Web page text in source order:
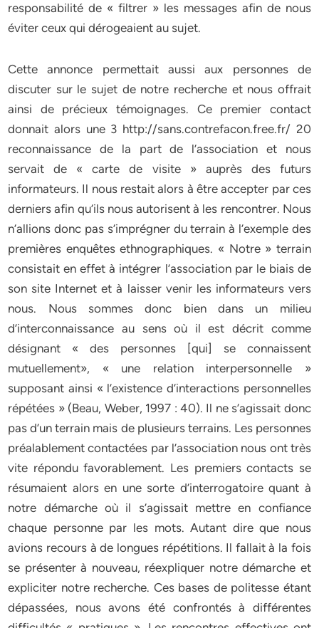
responsabilité de « filtrer » les messages afin de nous
éviter ceux qui dérogeaient au sujet.
Cette annonce permettait aussi aux personnes de
discuter sur le sujet de notre recherche et nous offrait
ainsi de précieux témoignages. Ce premier contact
donnait alors une 3 http://sans.contrefacon.free.fr/ 20
reconnaissance de la part de l’association et nous
servait de « carte de visite » auprès des futurs
informateurs. Il nous restait alors à être accepter par ces
derniers afin qu’ils nous autorisent à les rencontrer. Nous
n’allions donc pas s’imprégner du terrain à l’exemple des
premières enquêtes ethnographiques. « Notre » terrain
consistait en effet à intégrer l’association par le biais de
son site Internet et à laisser venir les informateurs vers
nous. Nous sommes donc bien dans un milieu
d’interconnaissance au sens où il est décrit comme
désignant « des personnes [qui] se connaissent
mutuellement», « une relation interpersonnelle »
supposant ainsi « l’existence d’interactions personnelles
répétées » (Beau, Weber, 1997 : 40). Il ne s’agissait donc
pas d’un terrain mais de plusieurs terrains. Les personnes
préalablement contactées par l’association nous ont très
vite répondu favorablement. Les premiers contacts se
résumaient alors en une sorte d’interrogatoire quant à
notre démarche où il s’agissait mettre en confiance
chaque personne par les mots. Autant dire que nous
avions recours à de longues répétitions. Il fallait à la fois
se présenter à nouveau, réexpliquer notre démarche et
expliciter notre recherche. Ces bases de politesse étant
dépassées, nous avons été confrontés à différentes